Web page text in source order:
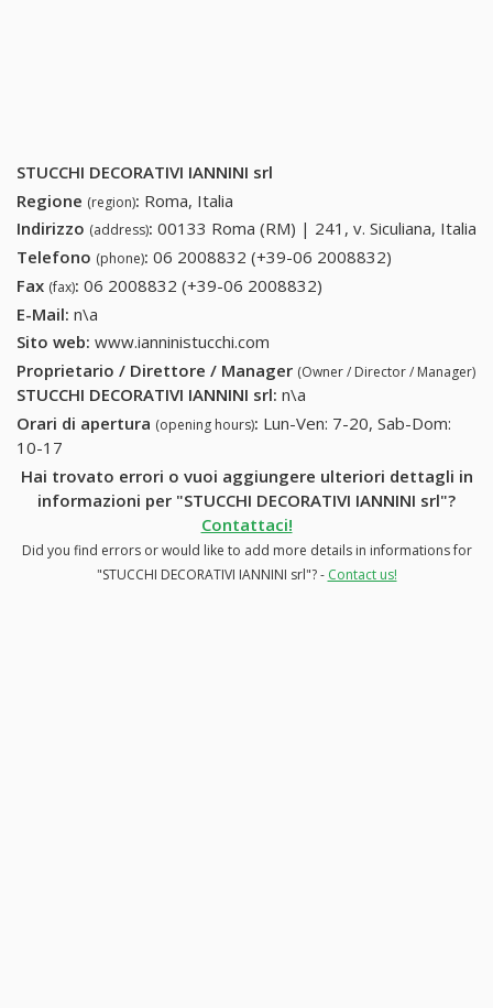
STUCCHI DECORATIVI IANNINI srl
Regione (region): Roma, Italia
Indirizzo (address): 00133 Roma (RM) | 241, v. Siculiana, Italia
Telefono (phone): 06 2008832 (+39-06 2008832)
Fax (fax): 06 2008832 (+39-06 2008832)
E-Mail: n\a
Sito web: www.ianninistucchi.com
Proprietario / Direttore / Manager (Owner / Director / Manager)
STUCCHI DECORATIVI IANNINI srl: n\a
Orari di apertura (opening hours): Lun-Ven: 7-20, Sab-Dom:
10-17
Hai trovato errori o vuoi aggiungere ulteriori dettagli in
informazioni per "STUCCHI DECORATIVI IANNINI srl"?
Contattaci!
Did you find errors or would like to add more details in informations for
"STUCCHI DECORATIVI IANNINI srl"? - Contact us!